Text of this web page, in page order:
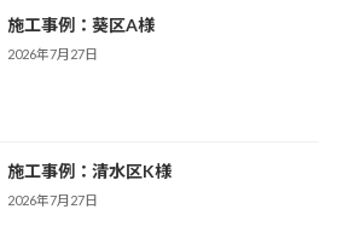
施工事例：葵区A様
2026年7月27日
施工事例：清水区K様
2026年7月27日